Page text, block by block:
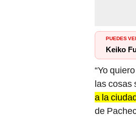
PUEDES
Keiko
“Yo
las cosas
a la
de